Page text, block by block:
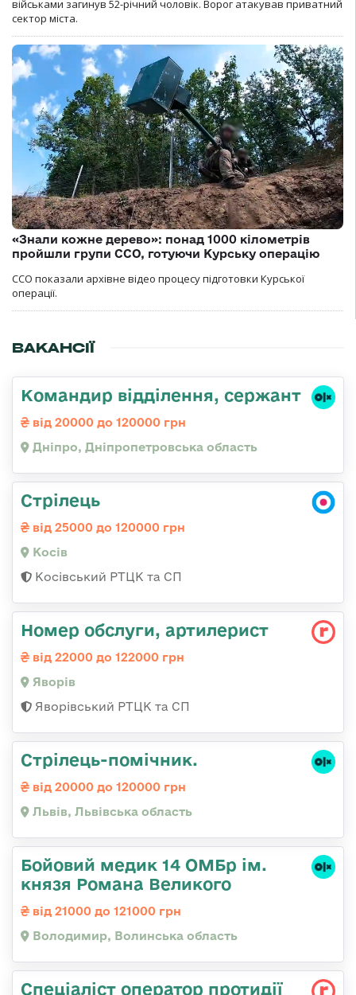
військами загинув 52-річний чоловік. Ворог атакував приватний
сектор міста.
«Знали кожне дерево»: понад 1000 кілометрів
пройшли групи ССО, готуючи Курську операцію
ССО показали архівне відео процесу підготовки Курської
операції.
ВАКАНСІЇ
Командир відділення, сержант
від 20000 до 120000 грн
Дніпро, Дніпропетровська область
Стрілець
від 25000 до 120000 грн
Косів
Косівський РТЦК та СП
Номер обслуги, артилерист
від 22000 до 122000 грн
Яворів
Яворівський РТЦК та СП
Стрілець-помічник.
від 20000 до 120000 грн
Львів, Львівська область
Бойовий медик 14 ОМБр ім.
князя Романа Великого
від 21000 до 121000 грн
Володимир, Волинська область
Спеціаліст оператор протидії